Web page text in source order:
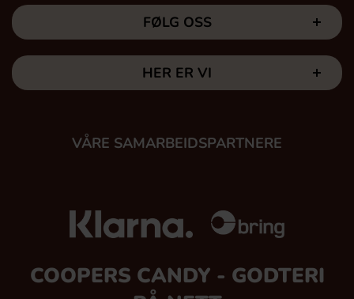
FØLG OSS
HER ER VI
VÅRE SAMARBEIDSPARTNERE
COOPERS CANDY - GODTERI